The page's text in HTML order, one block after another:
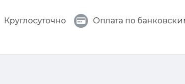
Круглосуточно Оплата по